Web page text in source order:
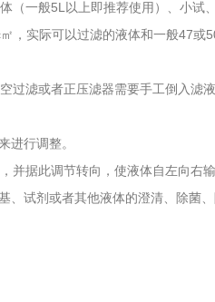
一般5L以上即推荐使用）、小试
，实际可以过滤的液体和一般47或
过滤或者正压滤器需要手工倒入滤
进行调整。
据此调节转向，使液体自左向右输
试剂或者其他液体的澄清、除菌、